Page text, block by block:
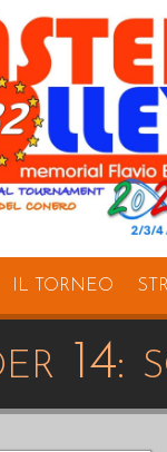
IL TORNEO
14: